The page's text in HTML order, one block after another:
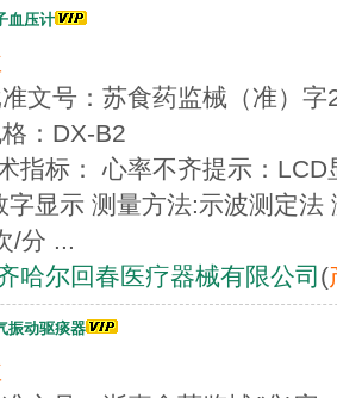
血压计
文号：苏食药监械（准
：DX-B2
指标： 心率不齐提示：LCD
字显示 测量方法:示波测定
/分 ...
哈尔回春医疗器械有限公司 (
振动驱痰器